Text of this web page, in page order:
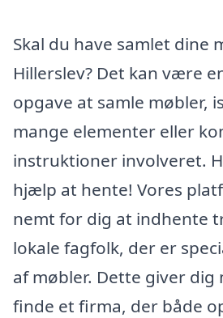
Skal du have samlet dine
Hillerslev? Det kan være
opgave at samle møbler,
mange elementer eller
instruktioner involveret.
hjælp at hente! Vores
nemt for dig at indhente
lokale fagfolk, der er
af møbler. Dette giver
finde et firma, der både